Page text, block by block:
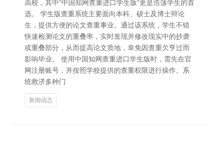
高校，其中“中国知网查重进口学生版”更是浩荡学生的首
选。 学生版查重系统主要面向本科、硕士及博士辩论
生，提供方便的论文查重事业。通过该系统，学生不错
快速检测论文的重叠率，实时发现并修改现实中的抄袭
或重叠部分，从而提高论文质地，幸免因查重欠亨过而
影响毕业。 使用中国知网查重进口学生版时，需先在官
网注册账号，并按照学校提供的查重权限进行操作。系
统救济多种门
新闻动态